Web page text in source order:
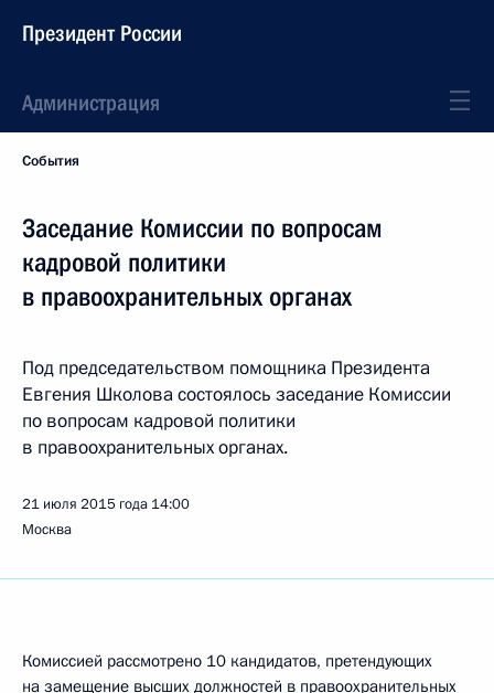
Президент России
Администрация
События
Заседание Комиссии по вопросам
кадровой политики
в правоохранительных органах
Под председательством помощника Президента
Евгения Школова состоялось заседание Комиссии
по вопросам кадровой политики
в правоохранительных органах.
21 июля 2015 года 14:00
Москва
Комиссией рассмотрено 10 кандидатов, претендующих
на замещение высших должностей в правоохранительных